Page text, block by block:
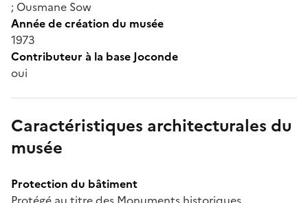
; Ousmane Sow
Année de création du musée
1973
Contributeur à la base Joconde
oui
Caractéristiques architecturales du
musée
Protection du bâtiment